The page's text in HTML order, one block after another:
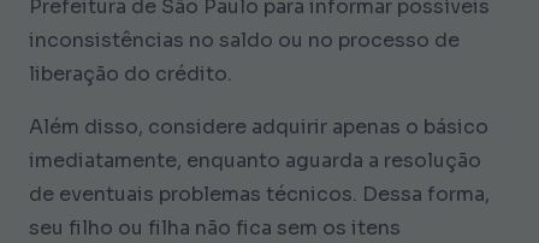
Prefeitura de São Paulo para informar possíveis
inconsistências no saldo ou no processo de
liberação do crédito.
Além disso, considere adquirir apenas o básico
imediatamente, enquanto aguarda a resolução
de eventuais problemas técnicos. Dessa forma,
seu filho ou filha não fica sem os itens